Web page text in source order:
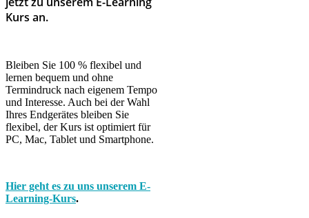
Kurs an.
Bleiben Sie 100 % flexibel und
lernen bequem und ohne
Termindruck nach eigenem Tempo
und Interesse. Auch bei der Wahl
Ihres Endgerätes bleiben Sie
flexibel, der Kurs ist optimiert für
PC, Mac, Tablet und Smartphone.
Hier geht es zu uns unserem E-
Learning-Kurs.